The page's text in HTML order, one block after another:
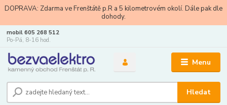
DOPRAVA: Zdarma ve Frenštátě p.R a 5 kilometrovém okolí. Dále pak dle
dohody.
Menu
Hledat
mobil 605 268 512
Po-Pá, 8-16 hod.